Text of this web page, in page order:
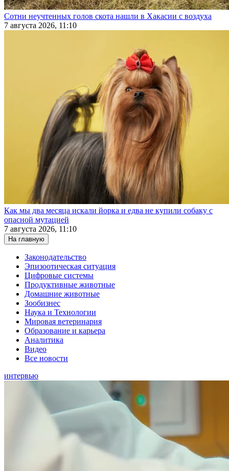
Сотни неучтенных голов скота нашли в Хакасии с воздуха
7 августа 2026, 11:10
Как мы два месяца искали йорка и едва не купили собаку с
опасной мутацией
7 августа 2026, 11:10
На главную
Законодательство
Эпизоотическая ситуация
Цифровые системы
Продуктивные животные
Домашние животные
Зообизнес
Наука и Технологии
Мировая ветеринария
Образование и карьера
Аналитика
Видео
Все новости
интервью